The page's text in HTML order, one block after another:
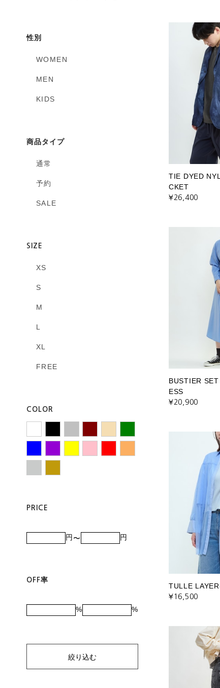
性別
WOMEN
MEN
KIDS
商品タイプ
通常
予約
SALE
SIZE
XS
S
M
L
XL
FREE
COLOR
PRICE
円 円
OFF率
% %
絞り込む
TIE DYED
CKET
¥26,400
BUSTIER
ESS
¥20,900
TULLE
¥16,500